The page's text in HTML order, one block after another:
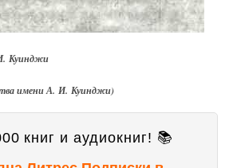
Куинджи
имени А. И. Куинджи)
книг и аудиокниг! 📚